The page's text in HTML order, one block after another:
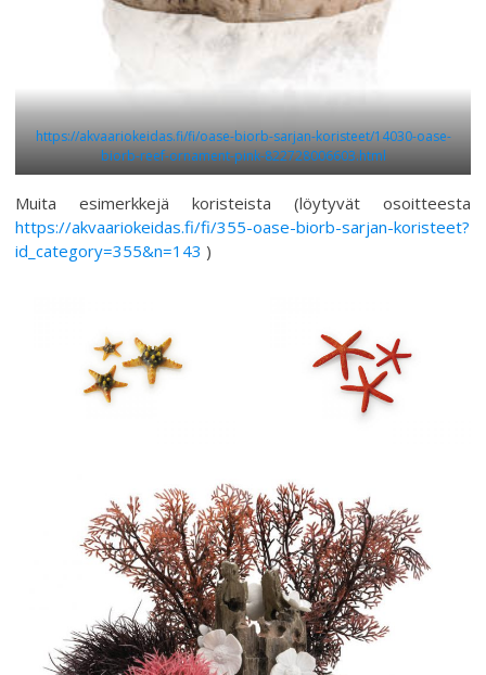
https://akvaariokeidas.fi/fi/oase-biorb-sarjan-koristeet/14030-oase-
biorb-reef-ornament-pink-822728006603.html
Muita esimerkkejä koristeista (löytyvät osoitteesta
https://akvaariokeidas.fi/fi/355-oase-biorb-sarjan-koristeet?
id_category=355&n=143 )